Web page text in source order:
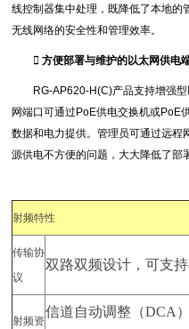
线控制器集中处理，既降低了本地的
无线网络的安全性和管理效率。
 方便部署与维护的以太网供电
RG-AP620-H(C)产品支持增强
网端口可通过PoE供电交换机或PoE
数据和电力提供。管理员可通过远程
源供电不方便的问题，大大降低了部
射频特性
传输协
议
双路双频设计，可支持
射频资
信道自动调整（DCA）